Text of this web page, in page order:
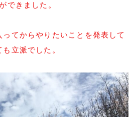
できました。
てからやりたいことを発表して
も立派でした。